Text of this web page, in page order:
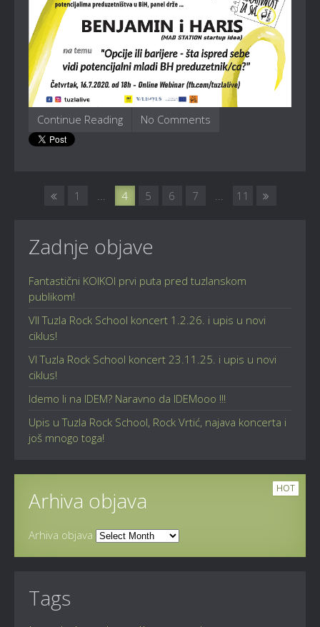
Continue Reading No Comments
1 ... 4 5 6 7 ... 11
Zadnje objave
Fantastični KOIKOI prvi puta pred tuzlanskom
publikom!
VII Tuzla Rock School koncert 1.2.26. i upis u novi
ciklus!
VI Tuzla Rock School koncert 23.11.25. i upis u novi
ciklus!
Idemo li na IDEM? Naravno da IDEMooo !!!
Upis u Tuzla Rock School, Rock Vrtić, najava koncerta i
još mnogo toga!
HOT
Arhiva objava
Arhiva objava
Tags